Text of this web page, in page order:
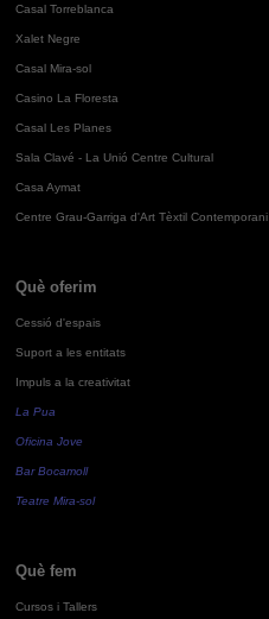
Casal Torreblanca
Xalet Negre
Casal Mira-sol
Casino La Floresta
Casal Les Planes
Sala Clavé - La Unió Centre Cultural
Casa Aymat
Centre Grau-Garriga d'Art Tèxtil Contemporani
Què oferim
Cessió d'espais
Suport a les entitats
Impuls a la creativitat
La Pua
Oficina Jove
Bar Bocamoll
Teatre Mira-sol
Què fem
Cursos i Tallers